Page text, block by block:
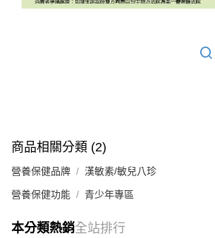
商品相關分類 (2)
營養保健品牌 漢敏素/敏兒八珍
營養保健功能 青少年專區
本分類熱銷全站排行